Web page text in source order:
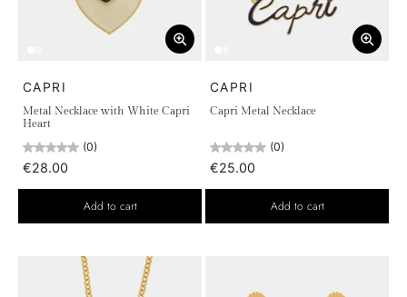
CAPRI
Metal Necklace with White Capri
Heart
(0)
€28.00
Add to cart
CAPRI
Capri Metal Necklace
(0)
€25.00
Add to cart